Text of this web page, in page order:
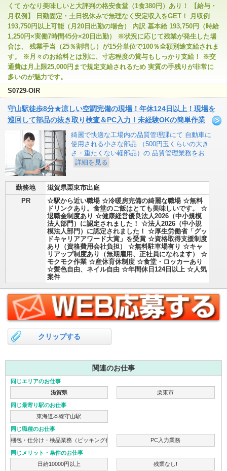
くて かなり美味しいと大評判の格安食堂（1食380円）あり！ 【給与・
月収例】 日勤固定・土日祝休みで無理なく安定収入をGET！ 月収例
193,750円以上可能（月20日出勤の場合） 内訳 基本給 193,750円（時給
1,250円×実働7時間45分×20日出勤） ※状況に応じて残業が発生した場
合は、 残業手当（25％割増し）が15分単位で100％全額別途支給されま
す。 ※月々のお給料とは別に、寸志程度の賞与もしっかり支給！ ※交
通費は月上限25,000円まで規定支給されるため 実質の手残りが非常に
多いのが魅力です。
S0729-OIR
守山駅徒歩8分★涼しい空調完備の現場！年休124日以上！現場を
巡回して部品の抜き取り検査＆PC入力！未経験OKの簡単作業
綺麗で快適な工場内の品質管理課にて 自動車に
使用される小さな部品 （500円玉くらいの大き
さ・重たくない軽部品）の 品質管理業務をお…
詳細を見る
勤務地
滋賀県栗東市出庭
PR
☆駅から近い職場 ☆冷暖房完備の綺麗な職場 ☆無料
ドリンクあり。食堂のご飯はとても美味しいです。 ☆
退職金制度あり ☆健康経営優良法人2026（中小規模
法人部門）に認定されました！ ☆法人2026（中小規
模法人部門）に認定されました！ ☆厚生労働省「グッ
ドキャリアアワード大賞」を受賞 ☆資格取得支援制度
あり（資格費用会社負担） ☆無料駐車場有り ☆キャ
リアップ制度あり（無期雇用、正社員になれます） ☆
モクモク作業 ☆産休育休制度 ☆食堂・ロッカーあり
☆髪色自由、ネイル自由 ☆年間休日124日以上 ☆人気
案件
クリップする
関連のお仕事
同じエリアのお仕事
滋賀県
栗東市
同じ最寄り駅のお仕事
東海道本線守山駅
同じ職種のお仕事
梱包・仕分け・検品業務（ピッキング作業）
PC入力業務
同じメリット・条件のお仕事
日給10000円以上
残業なし!